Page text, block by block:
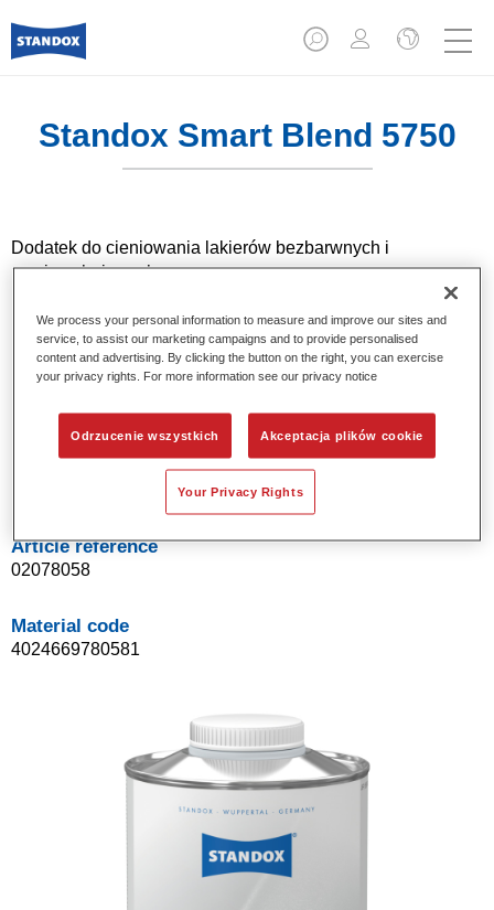
Standox Smart Blend 5750​
Dodatek do cieniowania lakierów bezbarwnych i
nawierzchniowych.
Product Features
Dodatek do cieniowania lakieru bezbarwnego Standocryl
2K Clear i lakieru nawierzchniowego Standocryl 2K
Article reference
02078058
Material code
4024669780581
We process your personal information to measure and improve our sites and
service, to assist our marketing campaigns and to provide personalised
content and advertising. By clicking the button on the right, you can exercise
your privacy rights. For more information see our privacy notice
Odrzucenie wszystkich Akceptacja plików cookie
Your Privacy Rights